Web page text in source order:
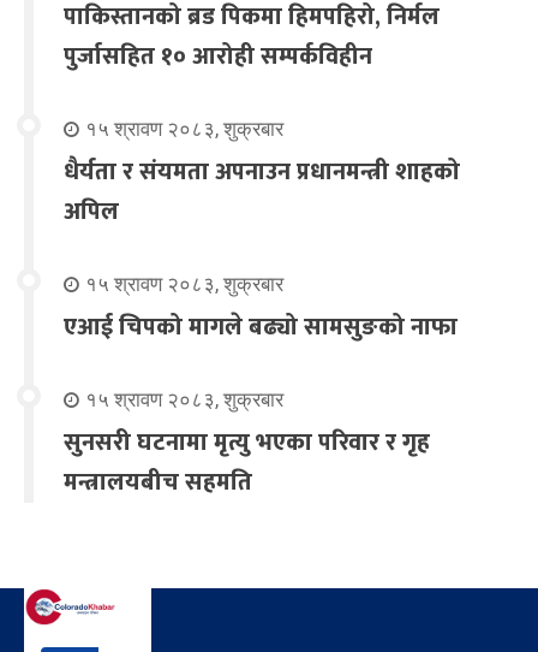
पाकिस्तानको ब्रड पिकमा हिमपहिरो, निर्मल
पुर्जासहित १० आरोही सम्पर्कविहीन
१५ श्रावण २०८३, शुक्रबार
धैर्यता र संयमता अपनाउन प्रधानमन्त्री शाहको
अपिल
१५ श्रावण २०८३, शुक्रबार
एआई चिपको मागले बढ्यो सामसुङको नाफा
१५ श्रावण २०८३, शुक्रबार
सुनसरी घटनामा मृत्यु भएका परिवार र गृह
मन्त्रालयबीच सहमति